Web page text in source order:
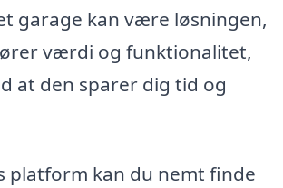
garage kan være løsningen,
værdi og funktionalitet,
at den sparer dig tid og
platform kan du nemt finde